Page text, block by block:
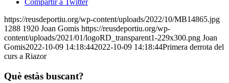
Compartir a Twitter
https://reusdeportiu.org/wp-content/uploads/2022/10/MB14865.jpg
1288 1920 Joan Gomis https://reusdeportiu.org/wp-
content/uploads/2021/01/logoRD_transparent1-229x300.png Joan
Gomis2022-10-09 14:18:442022-10-09 14:18:44Primera derrota del
curs a Riazor
Què estàs buscant?